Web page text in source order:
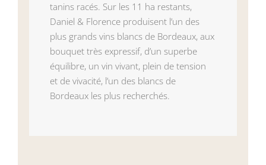
tanins racés. Sur les 11 ha restants,
Daniel & Florence produisent l’un des
plus grands vins blancs de Bordeaux, aux
bouquet très expressif, d’un superbe
équilibre, un vin vivant, plein de tension
et de vivacité, l’un des blancs de
Bordeaux les plus recherchés.